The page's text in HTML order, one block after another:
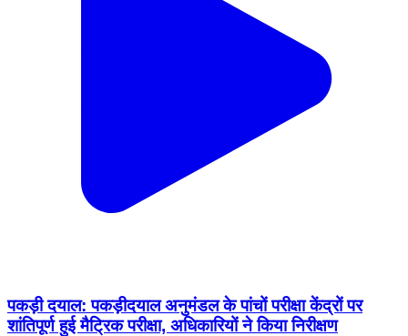
पकड़ी दयाल: पकड़ीदयाल अनुमंडल के पांचों परीक्षा केंद्रों पर
शांतिपूर्ण हुई मैट्रिक परीक्षा, अधिकारियों ने किया निरीक्षण